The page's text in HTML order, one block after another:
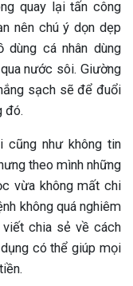
quay lại tấn công
nên chú ý dọn dẹp
cá nhân dùng
nước sôi. Giường
sạch sẽ để đuổi
đó.
cũng như không tin
theo mình những
vừa không mất chi
không quá nghiêm
viết chia sẻ về cách
có thể giúp mọi